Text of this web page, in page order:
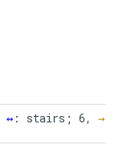
↔ : stairs; 6, →